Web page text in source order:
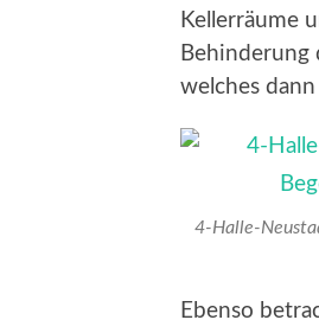
Kellerräume
Behinderung
welches
4-Halle-
Ebenso